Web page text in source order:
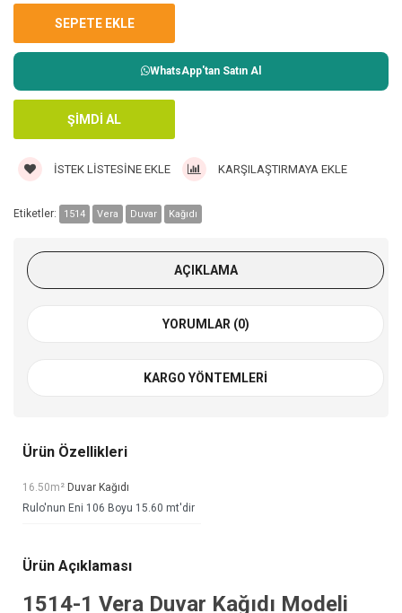
WhatsApp'tan Satın Al
İSTEK LISTESINE EKLE KARŞILAŞTIRMAYA EKLE
Etiketler: 1514 Vera Duvar Kağıdı
AÇIKLAMA
YORUMLAR (0)
KARGO YÖNTEMLERI
Ürün Özellikleri
16.50m² Duvar Kağıdı
Rulo'nun Eni 106 Boyu 15.60 mt'dir
Ürün Açıklaması
1514-1 Vera Duvar Kağıdı Modeli